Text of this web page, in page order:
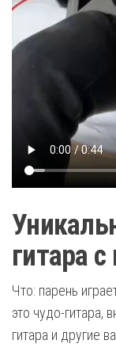
гитара
Что: парень
это чудо-гитара,
гитара и другие